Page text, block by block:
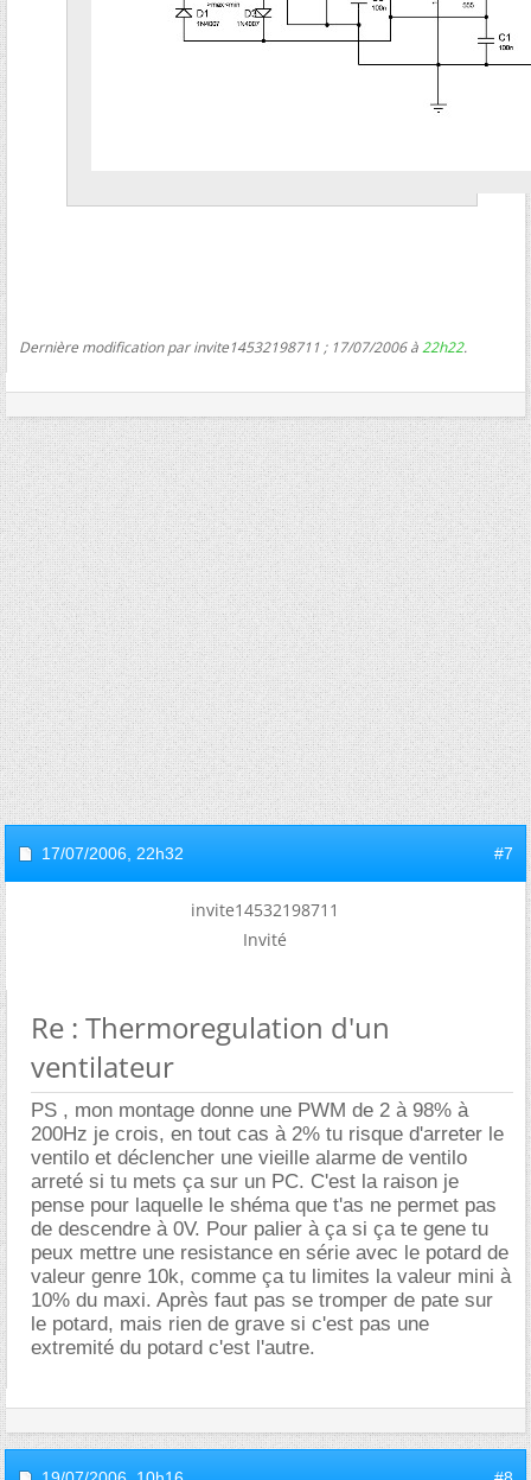
Dernière modification par invite14532198711 ; 17/07/2006 à22h22.
17/07/2006, 22h32 #7
invite14532198711
Invité
Re : Thermoregulation d'un
ventilateur
PS , mon montage donne une PWM de 2 à 98% à
200Hz je crois, en tout cas à 2% tu risque d'arreter le
ventilo et déclencher une vieille alarme de ventilo
arreté si tu mets ça sur un PC. C'est la raison je
pense pour laquelle le shéma que t'as ne permet pas
de descendre à 0V. Pour palier à ça si ça te gene tu
peux mettre une resistance en série avec le potard de
valeur genre 10k, comme ça tu limites la valeur mini à
10% du maxi. Après faut pas se tromper de pate sur
le potard, mais rien de grave si c'est pas une
extremité du potard c'est l'autre.